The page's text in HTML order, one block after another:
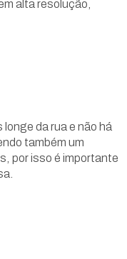
alta resolução,
da rua e não há
também um
por isso é importante